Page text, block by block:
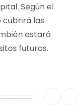
Según el
cubrirá las
estará
futuros.